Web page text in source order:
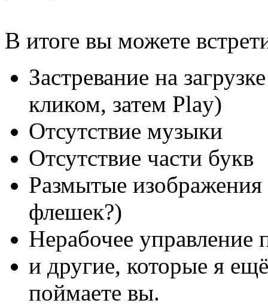
В итоге вы можете
Застревание на
кликом, затем Play)
Отсутствие музыки
Отсутствие части букв
Размытые
флешек?)
Нерабочее управление
и другие, которые я
поймаете вы.